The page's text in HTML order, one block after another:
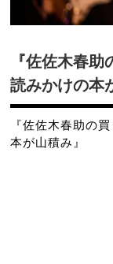
『佐佐木春
読みかけの本
『佐佐木春助の
本が山積み』